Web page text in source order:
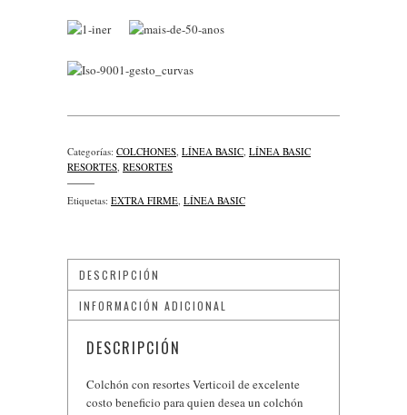
Categorías: COLCHONES, LÍNEA BASIC, LÍNEA BASIC
RESORTES, RESORTES
Etiquetas: EXTRA FIRME, LÍNEA BASIC
DESCRIPCIÓN
INFORMACIÓN ADICIONAL
DESCRIPCIÓN
Colchón con resortes Verticoil de excelente
costo beneficio para quien desea un colchón